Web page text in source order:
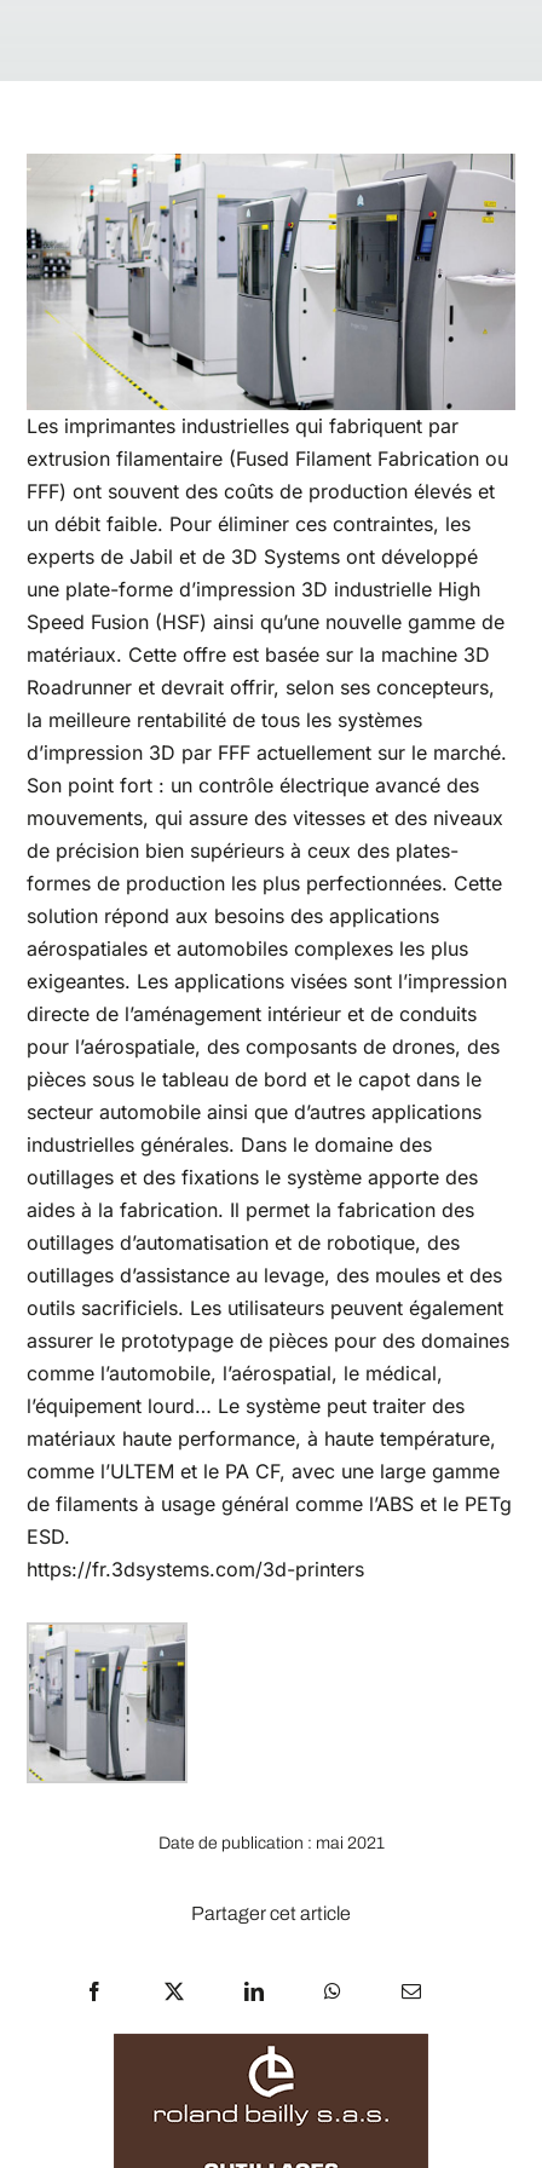
Les imprimantes industrielles qui fabriquent par
extrusion filamentaire (Fused Filament Fabrication ou
FFF) ont souvent des coûts de production élevés et
un débit faible. Pour éliminer ces contraintes, les
experts de Jabil et de 3D Systems ont développé
une plate-forme d’impression 3D industrielle High
Speed Fusion (HSF) ainsi qu’une nouvelle gamme de
matériaux. Cette offre est basée sur la machine 3D
Roadrunner et devrait offrir, selon ses concepteurs,
la meilleure rentabilité de tous les systèmes
d’impression 3D par FFF actuellement sur le marché.
Son point fort : un contrôle électrique avancé des
mouvements, qui assure des vitesses et des niveaux
de précision bien supérieurs à ceux des plates-
formes de production les plus perfectionnées. Cette
solution répond aux besoins des applications
aérospatiales et automobiles complexes les plus
exigeantes. Les applications visées sont l’impression
directe de l’aménagement intérieur et de conduits
pour l’aérospatiale, des composants de drones, des
pièces sous le tableau de bord et le capot dans le
secteur automobile ainsi que d’autres applications
industrielles générales. Dans le domaine des
outillages et des fixations le système apporte des
aides à la fabrication. Il permet la fabrication des
outillages d’automatisation et de robotique, des
outillages d’assistance au levage, des moules et des
outils sacrificiels. Les utilisateurs peuvent également
assurer le prototypage de pièces pour des domaines
comme l’automobile, l’aérospatial, le médical,
l’équipement lourd… Le système peut traiter des
matériaux haute performance, à haute température,
comme l’ULTEM et le PA CF, avec une large gamme
de filaments à usage général comme l’ABS et le PETg
ESD.
https://fr.3dsystems.com/3d-printers
Date de publication : mai 2021
Partager cet article